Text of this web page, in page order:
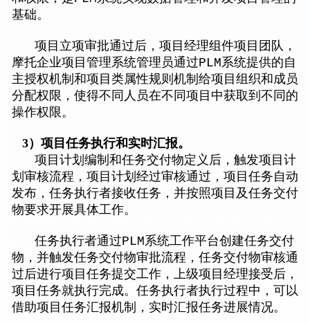
基础。
项目立项审批通过后，项目经理组件项目团队，
摩托企业项目管理系统管理员通过PLM系统提供的自
主授权机制和项目类属性规则机制给项目组织和成员
分配权限，使得不同人员在不同项目中获取到不同的
操作权限。
3）项目任务执行和实时汇报。
项目计划编制和任务交付物定义后，触发项目计
划审核流程，项目计划经过审核通过，项目任务自动
发布，任务执行者接收任务，并按照项目及任务交付
物要求开展具体工作。
任务执行者通过PLM系统工作平台创建任务交付
物，并触发任务交付物审批流程，任务交付物审核通
过后进行项目任务提交工作，上级项目经理接受后，
项目任务就执行完成。任务执行者执行过程中，可以
借助项目任务汇报机制，实时汇报任务进展情况。